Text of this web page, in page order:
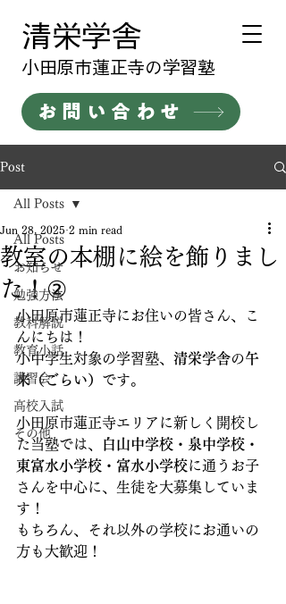
清栄学舎
​小田原市蓮正寺の学習塾
お問い合わせ
Post
All Posts
お知らせ
勉強方法
教科解説
教育小話
講習会
高校入試
その他
All Posts
教室の本棚に絵を飾りまし
た！②
Jun 28, 2025 2 min read
小田原市蓮正寺にお住いの皆さん、こ
んにちは！
小中学生対象の学習塾、 清栄学舎の午
来（ごらい） です。
小田原市蓮正寺エリアに新しく開校し
た当塾では、
白山中学校・泉中学校・
東富水小学校・富水小学校に通うお子
さんを中心に、生徒を大募集していま
す！
もちろん、それ以外の学校にお通いの
方も大歓迎！